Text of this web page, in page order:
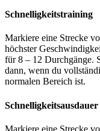
Schnelligkeitstraining
Markiere eine Strecke
höchster
für 8 – 12 Durchgänge.
dann, wenn du
normalen Bereich ist.
Markiere eine Strecke